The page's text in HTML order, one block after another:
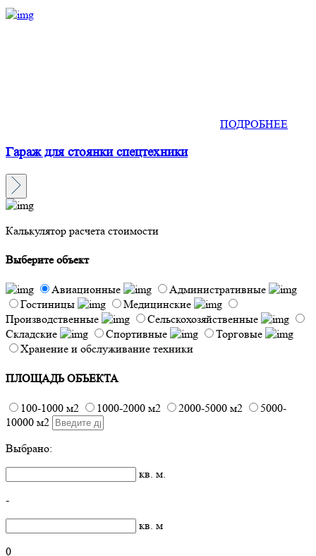
ПОДРОБНЕЕ
Гараж для стоянки спецтехники
Калькулятор расчета стоимости
Выберите объект
Авиационные
Административные
Гостиницы
Медицинские
Производственные
Сельскохозяйственные
Складские
Спортивные
Торговые
Хранение и обслуживание техники
ПЛОЩАДЬ ОБЪЕКТА
100-1000 м2 1000-2000 м2 2000-5000 м2
5000-
10000 м2
Выбрано:
кв. м.
-
кв. м
0